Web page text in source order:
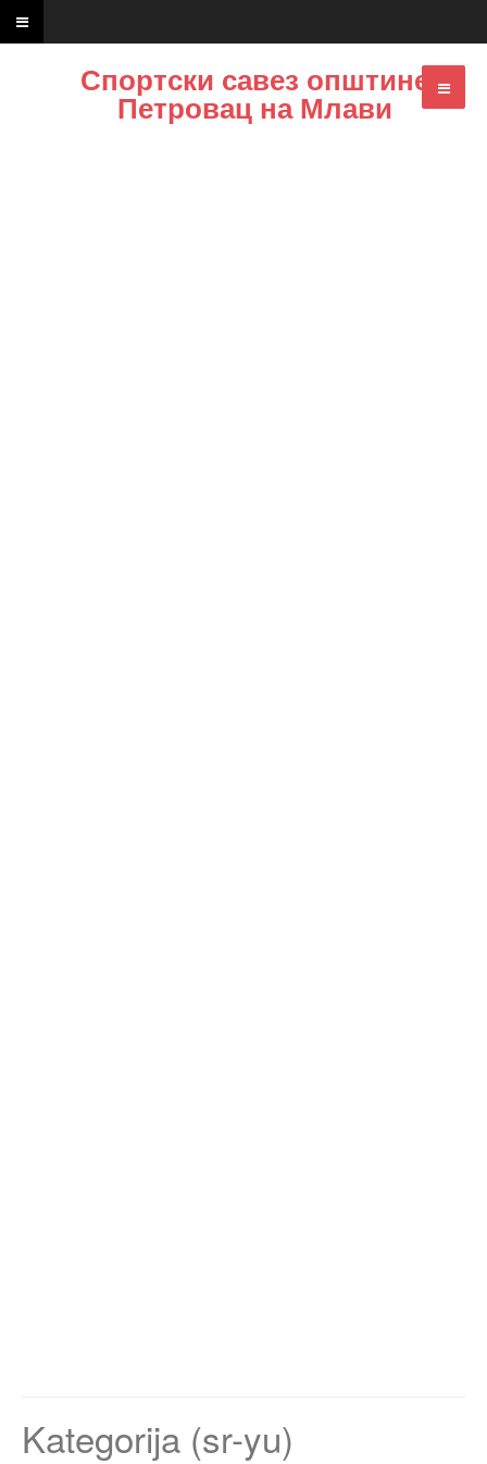
Спортски савез општине
Петровац на Млави
Kategorija (sr-yu)